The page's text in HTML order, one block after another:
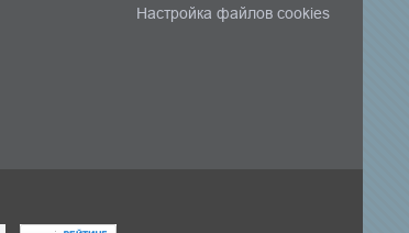
Настройка файлов cookies